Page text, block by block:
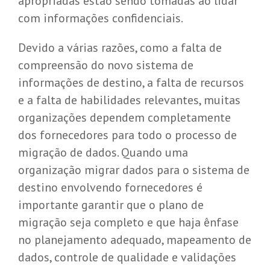
com informações confidenciais.
Devido a várias razões, como a falta de
compreensão do novo sistema de
informações de destino, a falta de recursos
e a falta de habilidades relevantes, muitas
organizações dependem completamente
dos fornecedores para todo o processo de
migração de dados. Quando uma
organização migrar dados para o sistema de
destino envolvendo fornecedores é
importante garantir que o plano de
migração seja completo e que haja ênfase
no planejamento adequado, mapeamento de
dados, controle de qualidade e validações